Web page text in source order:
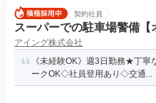
契約社員
スーパーでの駐車場警備【
アイング株式会社
《未経験OK》週3日勤務★丁
ークOK◇社員登用あり◇交通...